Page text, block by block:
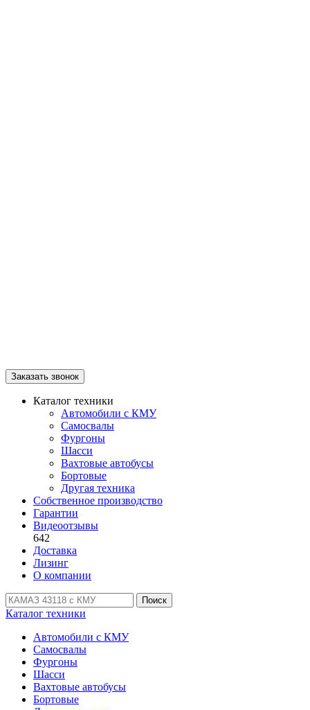
Заказать звонок
Каталог техники
Автомобили с КМУ
Самосвалы
Фургоны
Шасси
Вахтовые автобусы
Бортовые
Другая техника
Собственное производство
Гарантии
Видеоотзывы
642
Доставка
Лизинг
О компании
Поиск
Каталог техники
Автомобили с КМУ
Самосвалы
Фургоны
Шасси
Вахтовые автобусы
Бортовые